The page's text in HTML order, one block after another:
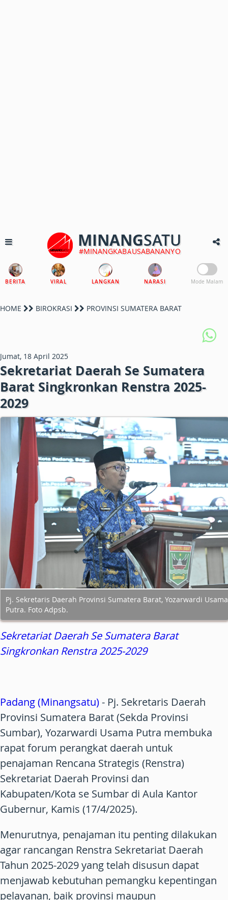
MINANGSATU
#MINANGKABAUSABANANYO
BERITA VIRAL LANGKAN NARASI Mode Malam
HOME BIROKRASI PROVINSI SUMATERA BARAT
Jumat, 18 April 2025
Sekretariat Daerah Se Sumatera
Barat Singkronkan Renstra 2025-
2029
Pj. Sekretaris Daerah Provinsi Sumatera Barat, Yozarwardi Usama
Putra. Foto Adpsb.
Sekretariat Daerah Se Sumatera Barat
Singkronkan Renstra 2025-2029
Padang (Minangsatu)- Pj. Sekretaris Daerah
Provinsi Sumatera Barat (Sekda Provinsi
Sumbar), Yozarwardi Usama Putra membuka
rapat forum perangkat daerah untuk
penajaman Rencana Strategis (Renstra)
Sekretariat Daerah Provinsi dan
Kabupaten/Kota se Sumbar di Aula Kantor
Gubernur, Kamis (17/4/2025).
Menurutnya, penajaman itu penting dilakukan
agar rancangan Renstra Sekretariat Daerah
Tahun 2025-2029 yang telah disusun dapat
menjawab kebutuhan pemangku kepentingan
pelayanan, baik provinsi maupun